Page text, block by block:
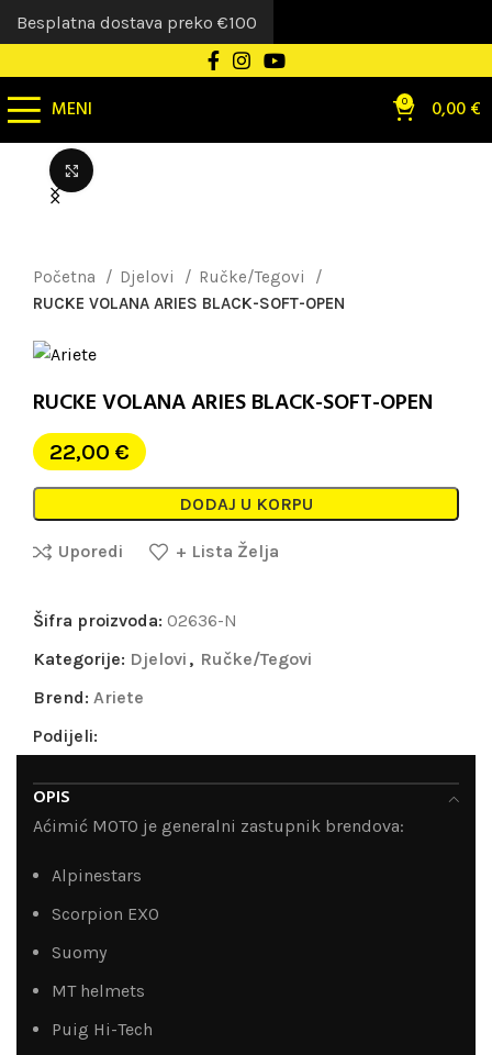
MENI 0 0,00€
Početna Djelovi
Ručke/Tegovi
RUCKE VOLANA ARIES BLACK-SOFT-OPEN
RUCKE VOLANA ARIES BLACK-SOFT-OPEN
22,00 €
DODAJ U KORPU
Uporedi + Lista Želja
Šifra proizvoda: 02636-N
Kategorije: Djelovi , Ručke/Tegovi
Brend: Ariete
Podijeli:
OPIS
Aćimić MOTO je generalni zastupnik brendova:
Alpinestars
Scorpion EXO
Suomy
MT helmets
Puig Hi-Tech
Besplatna dostava preko €100